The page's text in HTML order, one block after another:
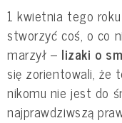
1 kwietnia tego roku
stworzyć coś, o co
marzył – lizaki o
się zorientowali, że
nikomu nie jest do
najprawdziwszą